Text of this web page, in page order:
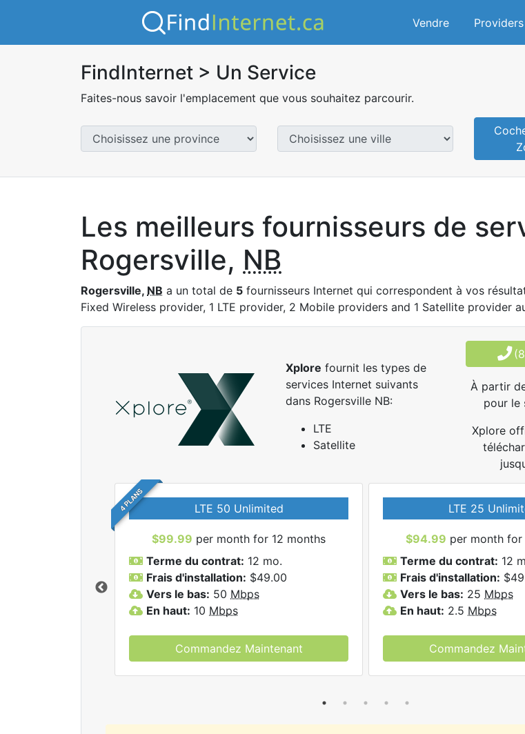
Vendre Providers
FindInternet > Un Service
Faites-nous savoir l'emplacement que vous souhaitez parcourir.
Les meilleurs fournisseurs de
Rogersville, NB
Rogersville, NB a un total de 5 fournisseurs Internet qui correspondent à vos
Fixed Wireless provider, 1 LTE provider, 2 Mobile providers and 1 Satellite provider
Xplore fournit les types de
services Internet suivants
dans Rogersville NB:
LTE
Satellite
À partir
pour le
Xplore
4 PLANS LTE 50 Unlimited
$99.99 per month for 12 months
Terme du contrat: 12 mo.
Frais d'installation: $49.00
Vers le bas: 50 Mbps
En haut: 10 Mbps
Commandez Maintenant
LTE 25
$94.99 per month for
Terme du contrat: 12
Frais d'installation:
Vers le bas: 25 Mbps
En haut: 2.5 Mbps
Commandez